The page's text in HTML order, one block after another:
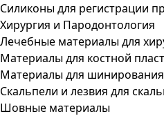
Силиконы для регистрации
Хирургия и Пародонтология
Лечебные материалы для
Материалы для костной
Материалы для шинирования
Скальпели и лезвия для
Шовные материалы